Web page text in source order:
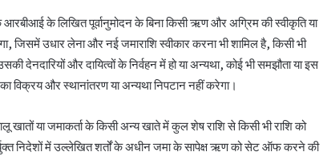
के लिखित पूर्वानुमोदन के बिना किसी ऋण और अग्रिम की स्वीकृति या
उधार लेना और नई जमाराशि स्वीकार करना भी शामिल है, किसी भी
देनदारियों और दायित्वों के निर्वहन में हो या अन्यथा, कोई भी समझौता या इस
विक्रय और स्थानांतरण या अन्यथा निपटान नहीं करेगा।
खातों या जमाकर्ता के किसी अन्य खाते में कुल शेष राशि से किसी भी राशि को
निदेशों में उल्लेखित शर्तों के अधीन जमा के सापेक्ष ऋण को सेट ऑफ करने की